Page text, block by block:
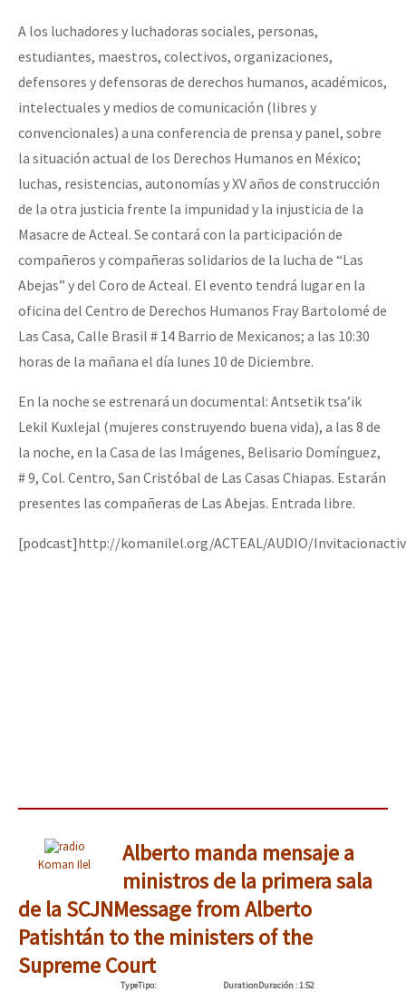
A los luchadores y luchadoras sociales, personas,
estudiantes, maestros, colectivos, organizaciones,
defensores y defensoras de derechos humanos, académicos,
intelectuales y medios de comunicación (libres y
convencionales) a una conferencia de prensa y panel, sobre
la situación actual de los Derechos Humanos en México;
luchas, resistencias, autonomías y XV años de construcción
de la otra justicia frente la impunidad y la injusticia de la
Masacre de Acteal. Se contará con la participación de
compañeros y compañeras solidarios de la lucha de “Las
Abejas” y del Coro de Acteal. El evento tendrá lugar en la
oficina del Centro de Derechos Humanos Fray Bartolomé de
Las Casa, Calle Brasil # 14 Barrio de Mexicanos; a las 10:30
horas de la mañana el día lunes 10 de Diciembre.
En la noche se estrenará un documental: Antsetik tsa’ik
Lekil Kuxlejal (mujeres construyendo buena vida), a las 8 de
la noche, en la Casa de las Imágenes, Belisario Domínguez,
# 9, Col. Centro, San Cristóbal de Las Casas Chiapas. Estarán
presentes las compañeras de Las Abejas. Entrada libre.
[podcast]http://komanilel.org/ACTEAL/AUDIO/
Koman Ilel
Alberto manda mensaje a
ministros de la primera sala
de la SCJNMessage from Alberto
Patishtán to the ministers of the
Supreme Court
TypeTipo:
DurationDuración: 1:52